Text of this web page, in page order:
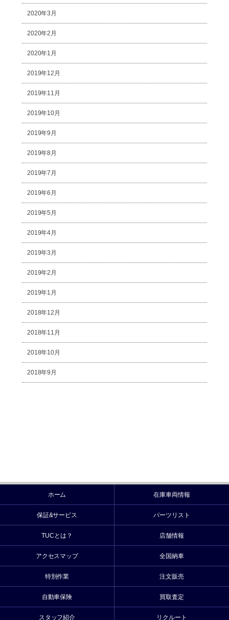
2020年3月
2020年2月
2020年1月
2019年12月
2019年11月
2019年10月
2019年9月
2019年8月
2019年7月
2019年6月
2019年5月
2019年4月
2019年3月
2019年2月
2019年1月
2018年12月
2018年11月
2018年10月
2018年9月
ホーム 在庫車両情報
保証&サービス パーツリスト
TUCとは？ 店舗情報
アクセスマップ 全国納車
特別作業 注文販売
自動車保険 買取査定
スタッフ紹介 リクルート